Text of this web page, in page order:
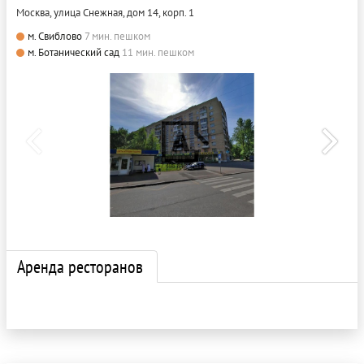
Москва, улица Снежная, дом 14, корп. 1
м. Свиблово 7 мин. пешком
м. Ботанический сад 11 мин. пешком
Аренда ресторанов